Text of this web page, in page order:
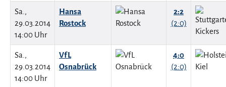
Sa.,
29.03.2014
14:00 Uhr
Hansa
Rostock
2:2
(2:0)
Sa.,
29.03.2014
14:00 Uhr
VfL
Osnabrück
4:0
(2:0)